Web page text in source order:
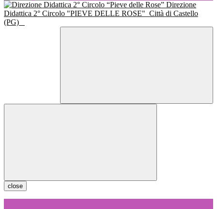
Direzione
Didattica 2° Circolo "PIEVE DELLE ROSE" Città di Castello
(PG)
close